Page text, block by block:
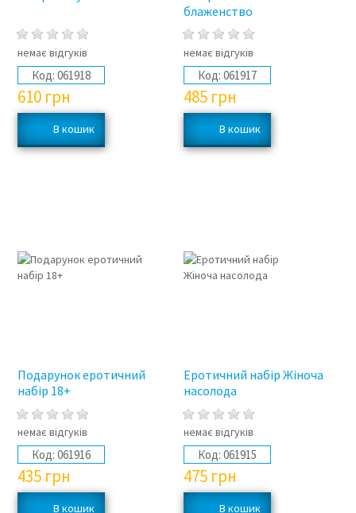
немає відгуків
Код: 061918
610 грн
блаженство
немає відгуків
Код: 061917
485 грн
Подарунок еротичний
набір 18+
немає відгуків
Код: 061916
435 грн
Еротичний набір Жіноча
насолода
немає відгуків
Код: 061915
475 грн